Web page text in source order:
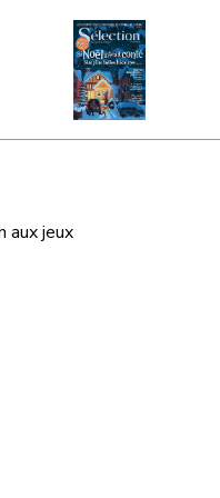
aux jeux